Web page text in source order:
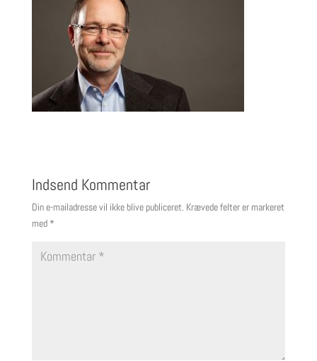
Indsend Kommentar
Din e-mailadresse vil ikke blive publiceret. Krævede felter er markeret
med *